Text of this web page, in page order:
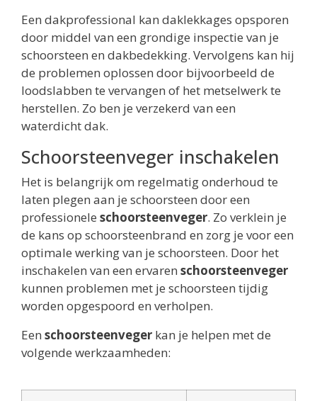
Een dakprofessional kan daklekkages opsporen
door middel van een grondige inspectie van je
schoorsteen en dakbedekking. Vervolgens kan hij
de problemen oplossen door bijvoorbeeld de
loodslabben te vervangen of het metselwerk te
herstellen. Zo ben je verzekerd van een
waterdicht dak.
Schoorsteenveger inschakelen
Het is belangrijk om regelmatig onderhoud te
laten plegen aan je schoorsteen door een
professionele schoorsteenveger. Zo verklein je
de kans op schoorsteenbrand en zorg je voor een
optimale werking van je schoorsteen. Door het
inschakelen van een ervaren schoorsteenveger
kunnen problemen met je schoorsteen tijdig
worden opgespoord en verholpen.
Een schoorsteenveger kan je helpen met de
volgende werkzaamheden: